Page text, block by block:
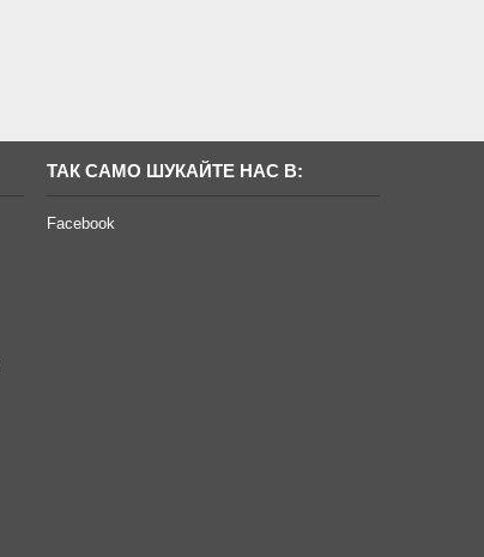
ТАК САМО ШУКАЙТЕ НАС В:
Facebook